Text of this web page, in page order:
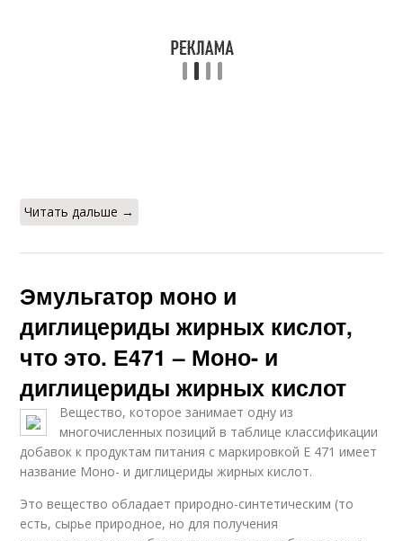
Читать дальше →
Эмульгатор моно и
диглицериды жирных кислот,
что это. Е471 – Моно- и
диглицериды жирных кислот
Вещество, которое занимает одну из
многочисленных позиций в таблице классификации
добавок к продуктам питания с маркировкой Е 471 имеет
название Моно- и диглицериды жирных кислот.
Это вещество обладает природно-синтетическим (то
есть, сырье природное, но для получения